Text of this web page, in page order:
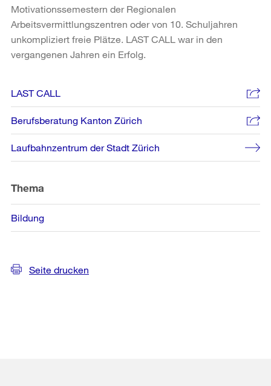
Motivationssemestern der Regionalen
Arbeitsvermittlungszentren oder von 10. Schuljahren
unkompliziert freie Plätze. LAST CALL war in den
vergangenen Jahren ein Erfolg.
Weitere
Informationen
LAST CALL
Berufsberatung Kanton Zürich
Laufbahnzentrum der Stadt Zürich
Thema
Bildung
Seite drucken